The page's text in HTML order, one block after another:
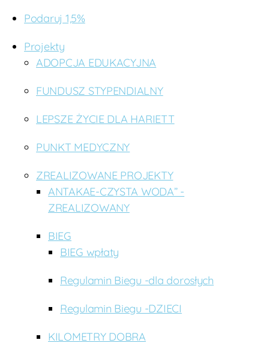
Podaruj 1,5%
Projekty
ADOPCJA EDUKACYJNA
FUNDUSZ STYPENDIALNY
LEPSZE ŻYCIE DLA HARIETT
PUNKT MEDYCZNY
ZREALIZOWANE PROJEKTY
ANTAKAE-CZYSTA WODA” -
ZREALIZOWANY
BIEG
BIEG wpłaty
Regulamin Biegu -dla dorosłych
Regulamin Biegu -DZIECI
KILOMETRY DOBRA